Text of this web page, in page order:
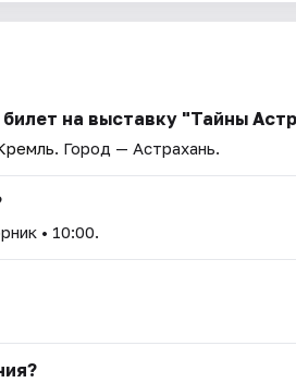
на выставку "Тайны
. Город — Астрахань.
• 10:00.